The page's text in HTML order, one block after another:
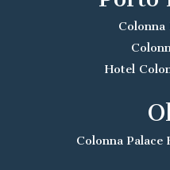
Colonna
Hotel
Colonna